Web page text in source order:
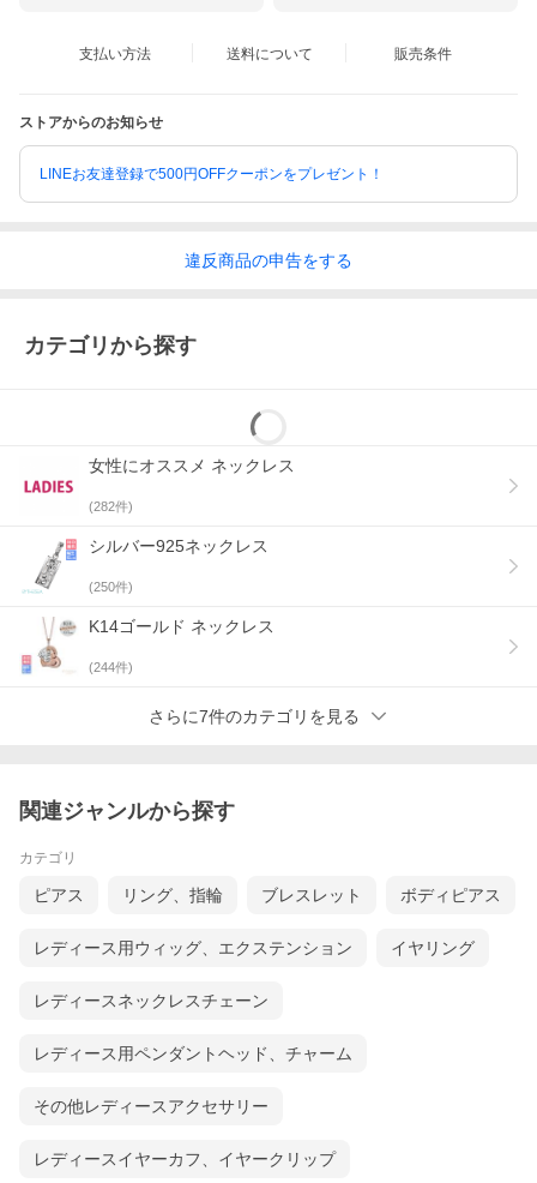
ホースシューはコチラ »
支払い方法 送料について 販売条件
ストアからのお知らせ
LINEお友達登録で500円OFFクーポンをプレゼント！
違反商品の申告をする
カテゴリから探す
女性にオススメ ネックレス
(282件)
シルバー925ネックレス
(250件)
K14ゴールド ネックレス
(244件)
さらに7件のカテゴリを見る
関連ジャンルから探す
カテゴリ
ピアス リング、指輪 ブレスレット ボディピアス
レディース用ウィッグ、エクステンション イヤリング
レディースネックレスチェーン
レディース用ペンダントヘッド、チャーム
その他レディースアクセサリー
レディースイヤーカフ、イヤークリップ